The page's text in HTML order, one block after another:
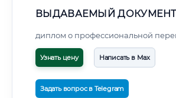
ВЫДАВАЕМЫЙ
диплом о профессиональной
Узнать цену Написать в Max
Задать вопрос в Telegram